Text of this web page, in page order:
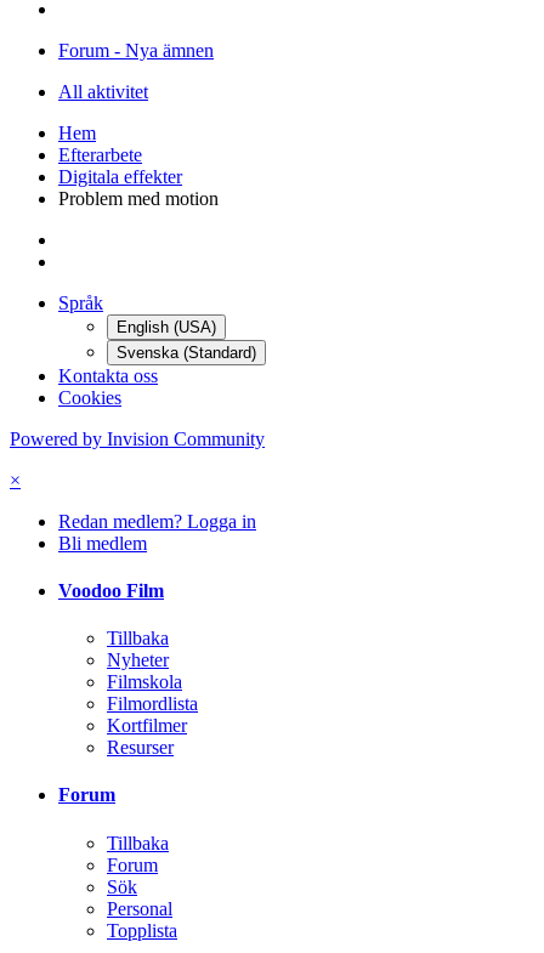
Forum - Nya ämnen
All aktivitet
Hem
Efterarbete
Digitala effekter
Problem med motion
Språk
English (USA)
Svenska (Standard)
Kontakta oss
Cookies
Powered by Invision Community
×
Redan medlem? Logga in
Bli medlem
Voodoo Film
Tillbaka
Nyheter
Filmskola
Filmordlista
Kortfilmer
Resurser
Forum
Tillbaka
Forum
Sök
Personal
Topplista